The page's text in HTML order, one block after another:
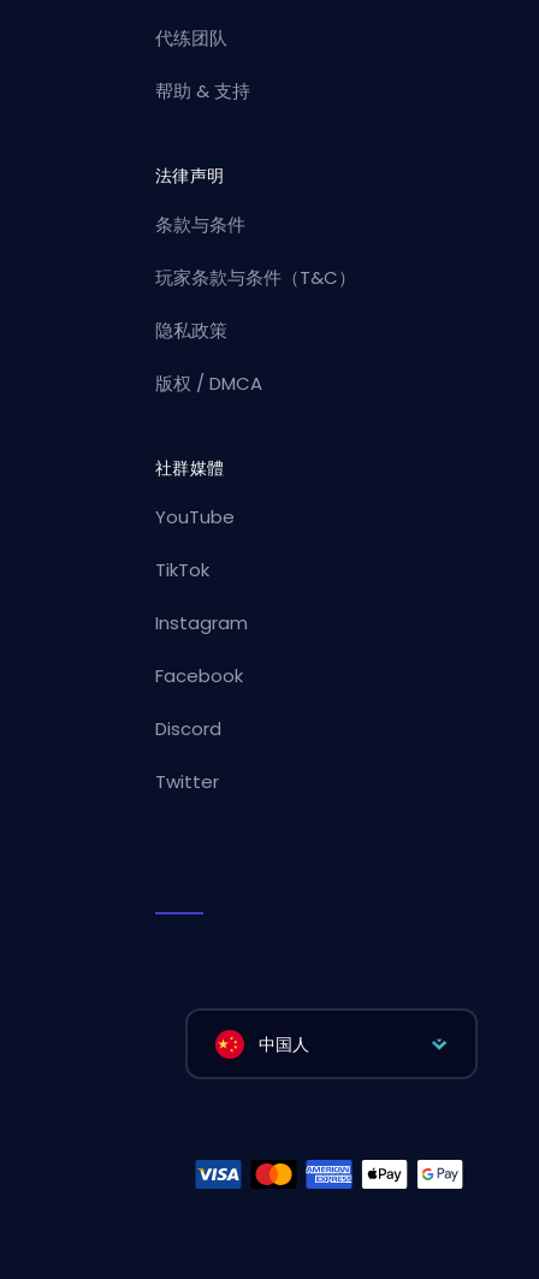
代练团队
帮助 & 支持
法律声明
条款与条件
玩家条款与条件（T&C）
隐私政策
版权 / DMCA
社群媒體
YouTube
TikTok
Instagram
Facebook
Discord
Twitter
中国人